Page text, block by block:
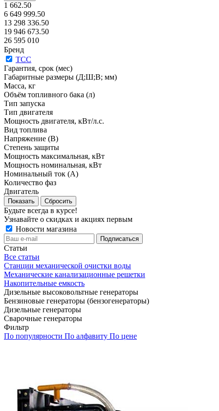
1 662.50
6 649 999.50
13 298 336.50
19 946 673.50
26 595 010
Бренд
ТСС
Гарантия, срок (мес)
Габаритные размеры (Д;Ш;В; мм)
Масса, кг
Объём топливного бака (л)
Тип запуска
Тип двигателя
Мощность двигателя, кВт/л.с.
Вид топлива
Напряжение (В)
Степень защиты
Мощность максимальная, кВт
Мощность номинальная, кВт
Номинальный ток (А)
Количество фаз
Двигатель
Сбросить
Будьте всегда в курсе!
Узнавайте о скидках и акциях первым
Новости магазина
Статьи
Все статьи
Станции механической очистки воды
Механические канализационные решетки
Накопительные емкость
Дизельные высоковольтные генераторы
Бензиновые генераторы (бензогенераторы)
Дизельные генераторы
Сварочные генераторы
Фильтр
По популярности По алфавиту По цене